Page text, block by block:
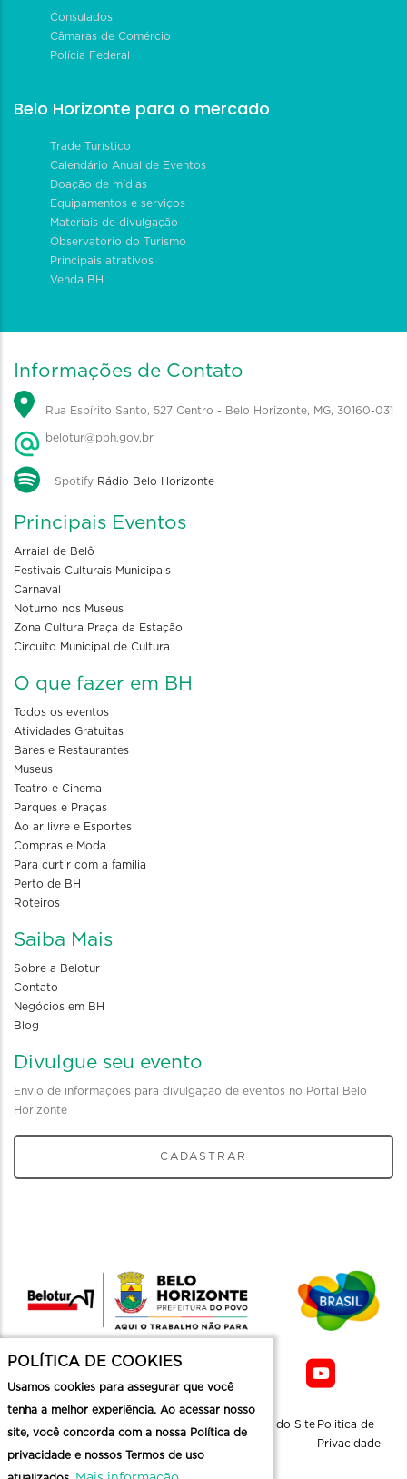
Consulados
Câmaras de Comércio
Polícia Federal
Belo Horizonte para o mercado
Trade Turístico
Calendário Anual de Eventos
Doação de mídias
Equipamentos e serviços
Materiais de divulgação
Observatório do Turismo
Principais atrativos
Venda BH
Informações de Contato
Rua Espírito Santo, 527 Centro - Belo Horizonte, MG, 30160-031
belotur@pbh.gov.br
Spotify Rádio Belo Horizonte
Principais Eventos
Arraial de Belô
Festivais Culturais Municipais
Carnaval
Noturno nos Museus
Zona Cultura Praça da Estação
Circuito Municipal de Cultura
O que fazer em BH
Todos os eventos
Atividades Gratuitas
Bares e Restaurantes
Museus
Teatro e Cinema
Parques e Praças
Ao ar livre e Esportes
Compras e Moda
Para curtir com a familia
Perto de BH
Roteiros
Saiba Mais
Sobre a Belotur
Contato
Negócios em BH
Blog
Divulgue seu evento
Envio de informações para divulgação de eventos no Portal Belo
Horizonte
CADASTRAR
Mapa do Site Politica de
Privacidade
POLÍTICA DE COOKIES
Usamos cookies para assegurar que você
tenha a melhor experiência. Ao acessar nosso
site, você concorda com a nossa Política de
privacidade e nossos Termos de uso